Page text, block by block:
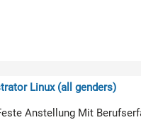
Linux (all genders)
Anstellung Mit